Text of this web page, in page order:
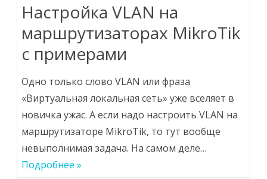
Настройка VLAN на
маршрутизаторах MikroTik
с примерами
Одно только слово VLAN или фраза
«Виртуальная локальная сеть» уже вселяет в
новичка ужас. А если надо настроить VLAN на
маршрутизаторе MikroTik, то тут вообще
невыполнимая задача. На самом деле…
Подробнее »